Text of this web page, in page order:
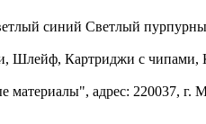
синий Светлый
Шлейф, Картриджи с чипами,
материалы", адрес: 220037,